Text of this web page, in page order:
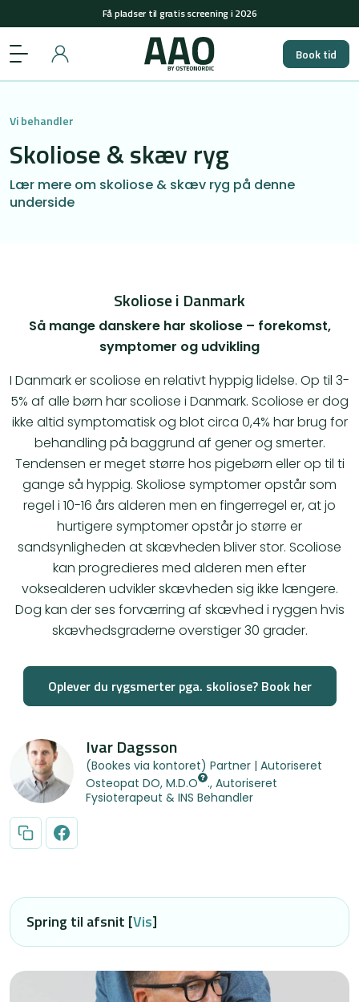
+45 29848558(man-tors: 08-15 & fre: 08-12)
Få pladser til gratis screening i 2026
+45 29848558
(man-tors: 08-15 & fre: 08-12)
Book tid
Vi behandler
Skoliose & skæv ryg
Lær mere om skoliose & skæv ryg på denne
underside
Skoliose i Danmark
Så mange danskere har skoliose – forekomst,
symptomer og udvikling
I Danmark er scoliose en relativt hyppig lidelse. Op til 3-
5% af alle børn har scoliose i Danmark. Scoliose er dog
ikke altid symptomatisk og blot circa 0,4% har brug for
behandling på baggrund af gener og smerter.
Tendensen er meget større hos pigebørn eller op til ti
gange så hyppig. Skoliose symptomer opstår som
regel i 10-16 års alderen men en fingerregel er, at jo
hurtigere symptomer opstår jo større er
sandsynligheden at skævheden bliver stor. Scoliose
kan progredieres med alderen men efter
voksealderen udvikler skævheden sig ikke længere.
Dog kan der ses forværring af skævhed i ryggen hvis
skævhedsgraderne overstiger 30 grader.
Oplever du rygsmerter pga. skoliose? Book her
Ivar Dagsson
(Bookes via kontoret) Partner | Autoriseret
Osteopat DO, M.D.O
., Autoriseret
Fysioterapeut & INS Behandler
Spring til afsnit [Vis]